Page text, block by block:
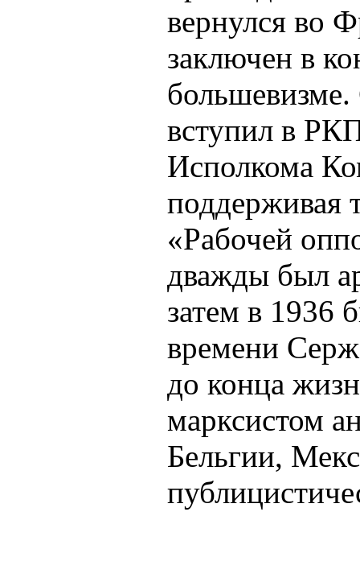
вернулся во
заключен в
вступил в
Исполкома
поддерживая
«Рабочей
дважды был
затем в 1936
времени
до конца
марксистом
Бельгии,